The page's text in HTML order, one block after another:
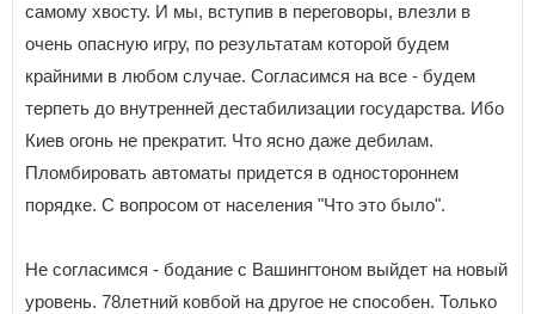
самому хвосту. И мы, вступив в переговоры, влезли в
очень опасную игру, по результатам которой будем
крайними в любом случае. Согласимся на все - будем
терпеть до внутренней дестабилизации государства. Ибо
Киев огонь не прекратит. Что ясно даже дебилам.
Пломбировать автоматы придется в одностороннем
порядке. С вопросом от населения "Что это было".
Не согласимся - бодание с Вашингтоном выйдет на новый
уровень. 78летний ковбой на другое не способен. Только